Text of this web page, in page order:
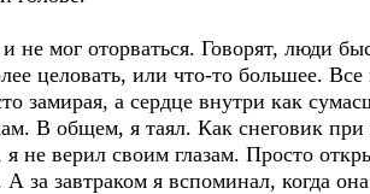
мог оторваться. Говорят, люди
целовать, или что-то большее.
замирая, а сердце внутри как
В общем, я таял. Как снеговик при
не верил своим глазам. Просто
А за завтраком я вспоминал, когда